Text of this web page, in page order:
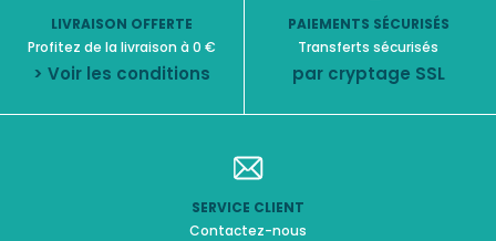
LIVRAISON OFFERTE
Profitez de la livraison à 0 €
> Voir les conditions
PAIEMENTS SÉCURISÉS
Transferts sécurisés
par cryptage SSL
SERVICE CLIENT
Contactez-nous